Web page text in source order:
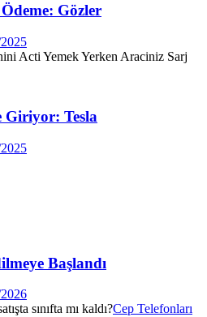
Gözler
Giriyor: Tesla
Başlandı
Cep Telefonları